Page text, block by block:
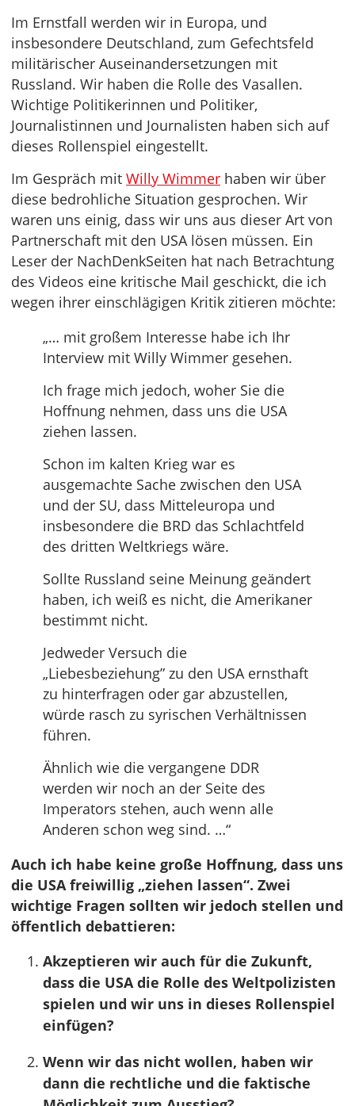
Im Ernstfall werden wir in Europa, und
insbesondere Deutschland, zum Gefechtsfeld
militärischer Auseinandersetzungen mit
Russland. Wir haben die Rolle des Vasallen.
Wichtige Politikerinnen und Politiker,
Journalistinnen und Journalisten haben sich auf
dieses Rollenspiel eingestellt.
Im Gespräch mit Willy Wimmer haben wir über
diese bedrohliche Situation gesprochen. Wir
waren uns einig, dass wir uns aus dieser Art von
Partnerschaft mit den USA lösen müssen. Ein
Leser der NachDenkSeiten hat nach Betrachtung
des Videos eine kritische Mail geschickt, die ich
wegen ihrer einschlägigen Kritik zitieren möchte:
„… mit großem Interesse habe ich Ihr
Interview mit Willy Wimmer gesehen.
Ich frage mich jedoch, woher Sie die
Hoffnung nehmen, dass uns die USA
ziehen lassen.
Schon im kalten Krieg war es
ausgemachte Sache zwischen den USA
und der SU, dass Mitteleuropa und
insbesondere die BRD das Schlachtfeld
des dritten Weltkriegs wäre.
Sollte Russland seine Meinung geändert
haben, ich weiß es nicht, die Amerikaner
bestimmt nicht.
Jedweder Versuch die
„Liebesbeziehung” zu den USA ernsthaft
zu hinterfragen oder gar abzustellen,
würde rasch zu syrischen Verhältnissen
führen.
Ähnlich wie die vergangene DDR
werden wir noch an der Seite des
Imperators stehen, auch wenn alle
Anderen schon weg sind. …“
Auch ich habe keine große Hoffnung, dass uns
die USA freiwillig „ziehen lassen“. Zwei
wichtige Fragen sollten wir jedoch stellen und
öffentlich debattieren:
Akzeptieren wir auch für die Zukunft,
dass die USA die Rolle des Weltpolizisten
spielen und wir uns in dieses Rollenspiel
einfügen?
Wenn wir das nicht wollen, haben wir
dann die rechtliche und die faktische